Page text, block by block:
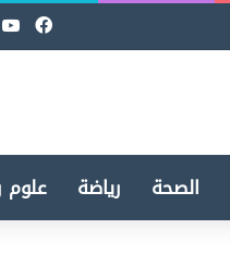
الصحة رياضة علوم